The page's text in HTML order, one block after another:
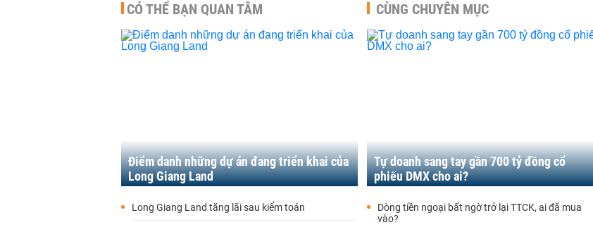
CÓ THỂ BẠN QUAN TÂM
Điểm danh những dự án đang triển khai của
Long Giang Land
Long Giang Land tăng lãi sau kiểm toán
CÙNG CHUYÊN MỤC
Tự doanh sang tay gần 700 tỷ đồng cổ
phiếu DMX cho ai?
Dòng tiền ngoại bất ngờ trở lại TTCK, ai đã mua
vào?